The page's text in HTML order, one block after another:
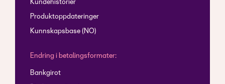
Kundehistorier
Produktoppdateringer
Kunnskapsbase (NO)
Endring i betalingsformater:
Bankgirot